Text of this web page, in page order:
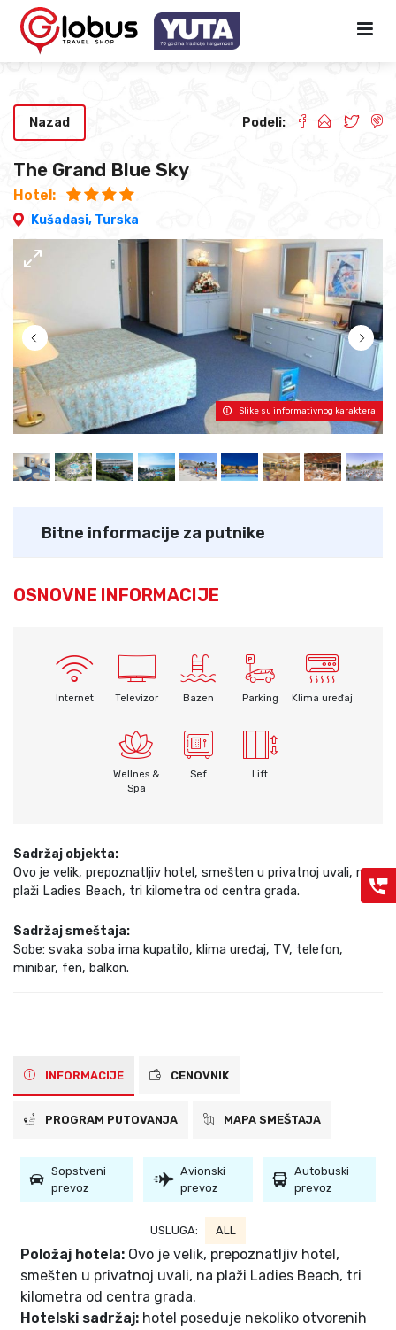
The Grand Blue Sky
Hotel:
Kušadasi, Turska
Nazad Podeli:
Slike su informativnog karaktera
Bitne informacije za putnike
OSNOVNE INFORMACIJE
Internet Televizor Bazen Parking Klima uređaj
Wellnes &
Spa
Sef Lift
Sadržaj objekta:
Ovo je velik, prepoznatljiv hotel, smešten u privatnoj uvali, na
plaži Ladies Beach, tri kilometra od centra grada.
Sadržaj smeštaja:
Sobe: svaka soba ima kupatilo, klima uređaj, TV, telefon,
minibar, fen, balkon.
INFORMACIJE CENOVNIK
PROGRAM PUTOVANJA MAPA SMEŠTAJA
Sopstveni
prevoz
Avionski
prevoz
Autobuski
prevoz
USLUGA: ALL
Položaj hotela: Ovo je velik, prepoznatljiv hotel,
smešten u privatnoj uvali, na plaži Ladies Beach, tri
kilometra od centra grada.
Hotelski sadržaj: hotel poseduje nekoliko otvorenih